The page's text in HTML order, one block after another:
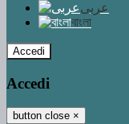
عربى
বাংলা
Accedi
Accedi
button close ×